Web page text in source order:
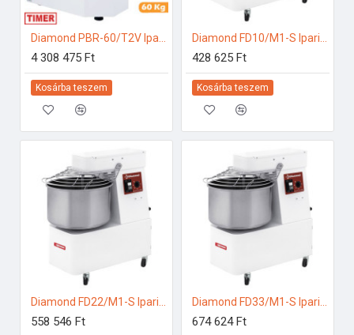
Diamond PBR-60/T2V Ipari konyhai előkészítés
4 308 475 Ft
Kosárba teszem
Diamond FD10/M1-S Ipari konyhai előkészítés
428 625 Ft
Kosárba teszem
558 546 Ft 674 624 Ft